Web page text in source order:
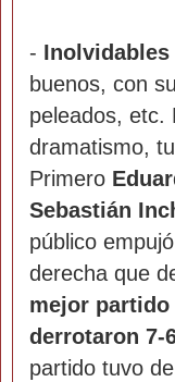
-
buenos, con
peleados, etc.
dramatismo,
Primero
Sebastián
público
derecha que
mejor partido
derrotaron 7-
partido tuvo